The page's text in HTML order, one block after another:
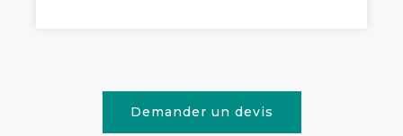
Demander un devis